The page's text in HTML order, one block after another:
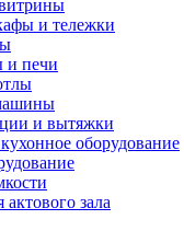
и тележки
и печи
и вытяжки
оборудование
зала